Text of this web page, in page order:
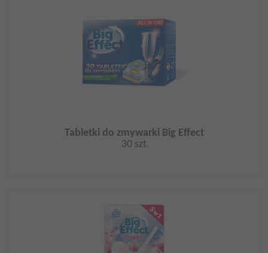
Tabletki do zmywarki Big Effect
30 szt.